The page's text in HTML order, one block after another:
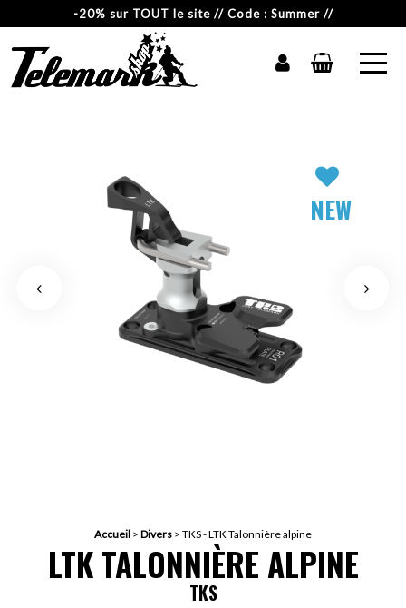
-20% sur TOUT le site // Code : Summer //
NEW
Accueil > Divers > TKS - LTK Talonnière alpine
LTK TALONNIÈRE ALPINE
TKS